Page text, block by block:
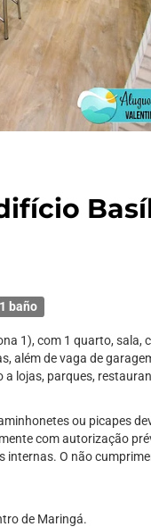
baño
1), com 1 quarto, sala,
além de vaga de
lojas, parques,
ou picapes
com autorização
internas. O não
de Maringá.